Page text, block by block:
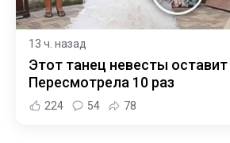
13 ч. назад
Этот танец невесты
Пересмотрела 10 раз
224 54 78